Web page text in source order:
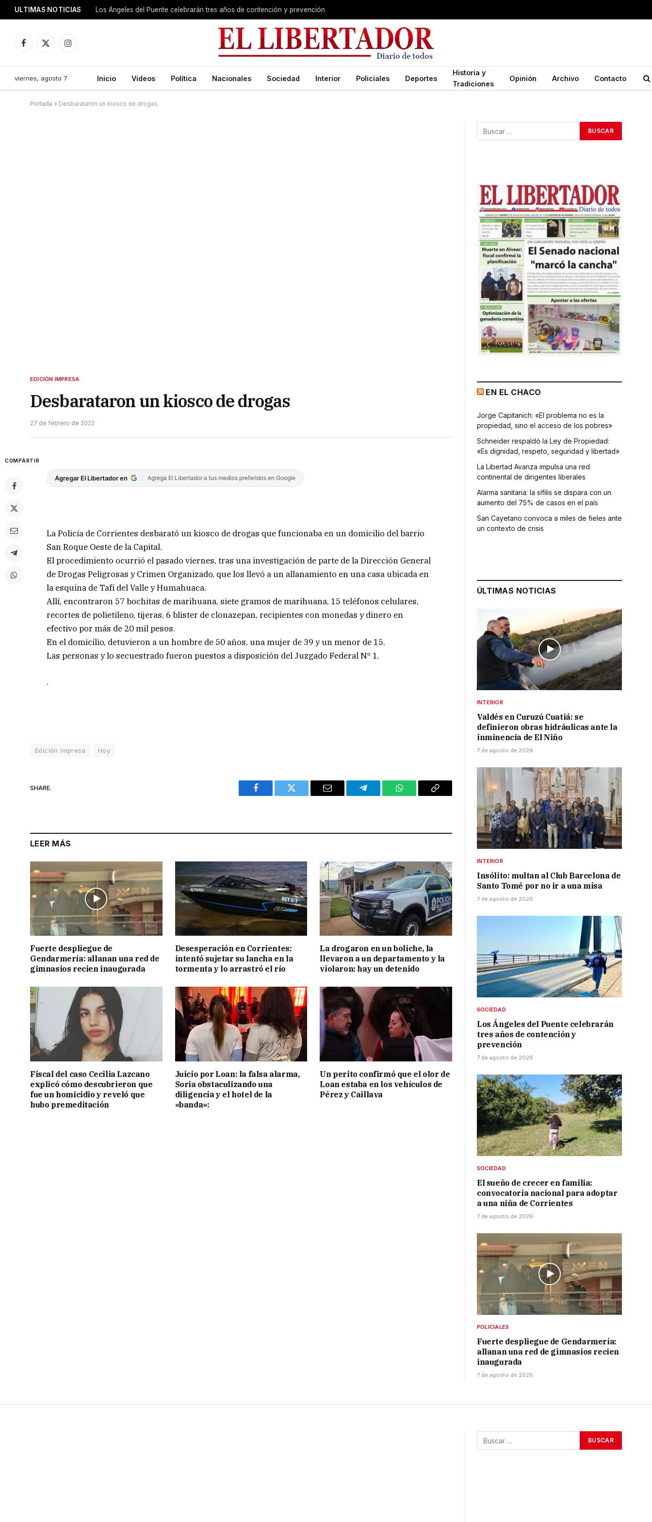
ULTIMAS NOTICIAS Los Ángeles del Puente celebrarán tres años de contención y prevención
Facebook
X
Instagram
viernes, agosto 7 Inicio Videos Política Nacionales Sociedad Interior Policiales Deportes
Historia y
Tradiciones
Opinión Archivo Contacto
Portada » Desbarataron un kiosco de drogas
EDICIÓN IMPRESA
Desbarataron un kiosco de drogas
27 de febrero de 2022
COMPARTIR
Agregar El Libertador en Agrega El Libertador a tus medios preferidos en Google
La Policía de Corrientes desbarató un kiosco de drogas que funcionaba en un domicilio del barrio
San Roque Oeste de la Capital.
El procedimiento ocurrió el pasado viernes, tras una investigación de parte de la Dirección General
de Drogas Peligrosas y Crimen Organizado, que los llevó a un allanamiento en una casa ubicada en
la esquina de Tafí del Valle y Humahuaca.
Allí, encontraron 57 bochitas de marihuana, siete gramos de marihuana, 15 teléfonos celulares,
recortes de polietileno, tijeras, 6 blister de clonazepan, recipientes con monedas y dinero en
efectivo por más de 20 mil pesos.
En el domicilio, detuvieron a un hombre de 50 años, una mujer de 39 y un menor de 15.
Las personas y lo secuestrado fueron puestos a disposición del Juzgado Federal Nº 1.
.
Edición Impresa Hoy
SHARE.
Facebook Twitter Email Telegram WhatsAppCopy
LEER MÁS
Fuerte despliegue de
Gendarmería: allanan una red de
gimnasios recien inaugurada
Desesperación en Corrientes:
intentó sujetar su lancha en la
tormenta y lo arrastró el río
La drogaron en un boliche, la
llevaron a un departamento y la
violaron: hay un detenido
Fiscal del caso Cecilia Lazcano
explicó cómo descubrieron que
fue un homicidio y reveló que
hubo premeditación
Juicio por Loan: la falsa alarma,
Soria obstaculizando una
diligencia y el hotel de la
«banda»:
Un perito confirmó que el olor de
Loan estaba en los vehículos de
Pérez y Caillava
EN EL CHACO
Jorge Capitanich: «El problema no es la
propiedad, sino el acceso de los pobres»
Schneider respaldó la Ley de Propiedad:
«Es dignidad, respeto, seguridad y libertad»
La Libertad Avanza impulsa una red
continental de dirigentes liberales
Alarma sanitaria: la sífilis se dispara con un
aumento del 75% de casos en el país
San Cayetano convoca a miles de fieles ante
un contexto de crisis
ÚLTIMAS NOTICIAS
INTERIOR
Valdés en Curuzú Cuatiá: se
definieron obras hidráulicas ante la
inminencia de El Niño
7 de agosto de 2026
INTERIOR
Insólito: multan al Club Barcelona de
Santo Tomé por no ir a una misa
7 de agosto de 2026
SOCIEDAD
Los Ángeles del Puente celebrarán
tres años de contención y
prevención
7 de agosto de 2026
SOCIEDAD
El sueño de crecer en familia:
convocatoria nacional para adoptar
a una niña de Corrientes
7 de agosto de 2026
POLICIALES
Fuerte despliegue de Gendarmería:
allanan una red de gimnasios recien
inaugurada
7 de agosto de 2026